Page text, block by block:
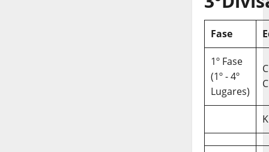
Fase
1º Fase
(1º - 4º
Lugares)
C